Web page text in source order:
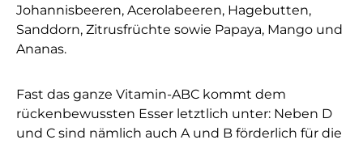
Johannisbeeren, Acerolabeeren, Hagebutten,
Sanddorn, Zitrusfrüchte sowie Papaya, Mango und
Ananas.
Fast das ganze Vitamin-ABC kommt dem
rückenbewussten Esser letztlich unter: Neben D
und C sind nämlich auch A und B förderlich für die